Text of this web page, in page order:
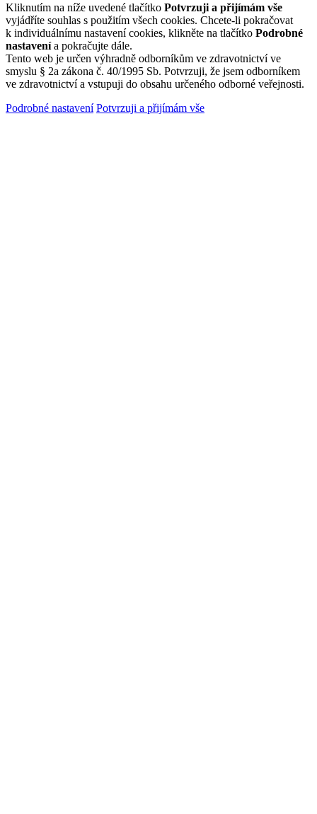
Kliknutím na níže uvedené tlačítko Potvrzuji a přijímám vše
vyjádříte souhlas s použitím všech cookies. Chcete-li pokračovat
k individuálnímu nastavení cookies, klikněte na tlačítko Podrobné
nastavenía pokračujte dále.
Tento web je určen výhradně odborníkům ve zdravotnictví ve
smyslu § 2a zákona č. 40/1995 Sb. Potvrzuji, že jsem odborníkem
ve zdravotnictví a vstupuji do obsahu určeného odborné veřejnosti.
Podrobné nastavení Potvrzuji a přijímám vše